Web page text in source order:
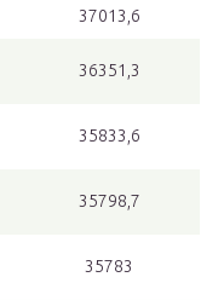
37013,6
36351,3
35833,6
35798,7
35783